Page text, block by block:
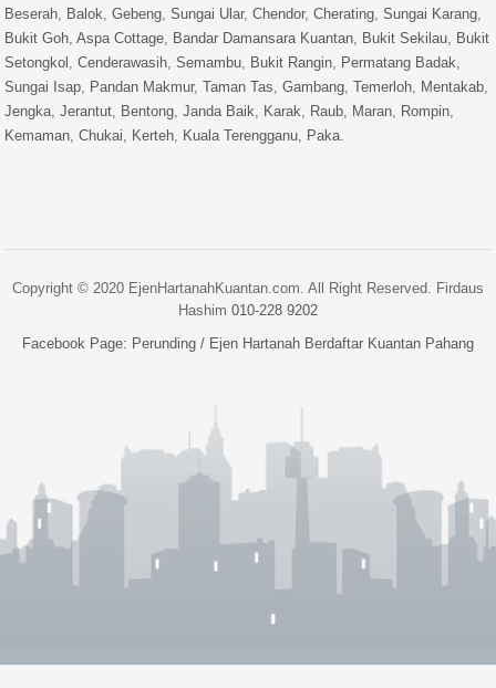
Beserah, Balok, Gebeng, Sungai Ular, Chendor, Cherating, Sungai Karang,
Bukit Goh, Aspa Cottage, Bandar Damansara Kuantan, Bukit Sekilau, Bukit
Setongkol , Cenderawasih, Semambu, Bukit Rangin, Permatang Badak,
Sungai Isap, Pandan Makmur, Taman Tas, Gambang, Temerloh, Mentakab,
Jengka, Jerantut, Bentong, Janda Baik, Karak, Raub, Maran, Rompin,
Kemaman, Chukai, Kerteh, Kuala Terengganu, Paka.
Copyright © 2020 EjenHartanahKuantan.com. All Right Reserved. Firdaus
Hashim 010-228 9202
Facebook Page: Perunding / Ejen Hartanah Berdaftar Kuantan Pahang